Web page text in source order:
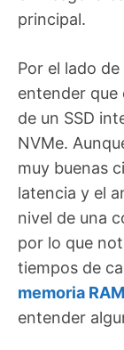
principal.
Por el lado
entender que
de un SSD
NVMe.
muy buenas
latencia y el
nivel de una
por lo que
tiempos de
memoria RAM
entender